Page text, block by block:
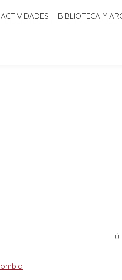
BIBLIOTECA Y ARCHIVO
ACTIVIDADES BIBLIOTECA Y